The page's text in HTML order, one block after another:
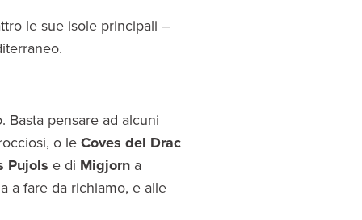
le sue isole principali –
Basta pensare ad alcuni
o leCoves del Drac
Pujols e di Migjorn a
a fare da richiamo, e alle